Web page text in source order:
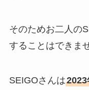
そのためお二人の
することはできま
SEIGOさんは2023